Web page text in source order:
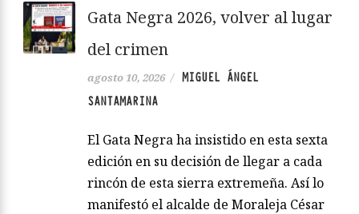
Gata Negra 2026, volver al lugar
del crimen
agosto 10, 2026 / MIGUEL ÁNGEL
SANTAMARINA
El Gata Negra ha insistido en esta sexta
edición en su decisión de llegar a cada
rincón de esta sierra extremeña. Así lo
manifestó el alcalde de Moraleja César